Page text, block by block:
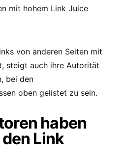
mit hohem Link Juice
von anderen Seiten mit
steigt auch ihre Autorität
bei den
oben gelistet zu sein.
haben
Link